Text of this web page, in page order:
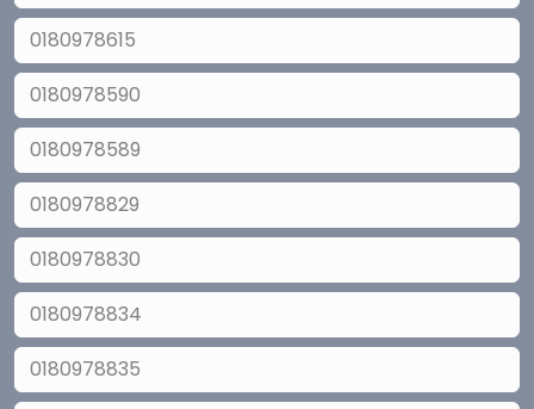
0180978615
0180978590
0180978589
0180978829
0180978830
0180978834
0180978835